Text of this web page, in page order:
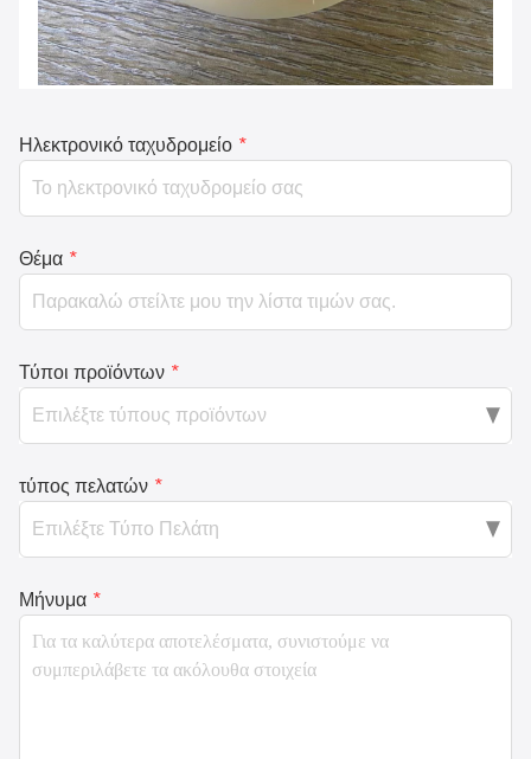
Ηλεκτρονικό ταχυδρομείο *
Θέμα *
Τύποι προϊόντων *
τύπος πελατών *
Μήνυμα *